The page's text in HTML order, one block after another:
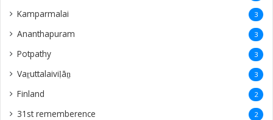
Kamparmalai 3
Ananthapuram 3
‎Potpathy 3
Vaṟuttalaiviḷāṉ 3
Finland 2
31st rememberence 2